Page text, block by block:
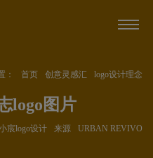
： 首页 创意灵感汇
logo设计理念
logo图片
宸logo设计 来源
URBAN REVIVO